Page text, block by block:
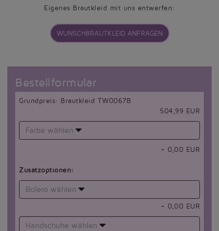
Eigenes Brautkleid mit uns entwerfen:
WUNSCHBRAUTKLEID ANFRAGEN
Bestellformular
Grundpreis: Brautkleid TW0067B
504,99 EUR
Farbe wählen
+ 0,00 EUR
Zusatzoptionen:
Bolero wählen
+ 0,00 EUR
Handschuhe wählen